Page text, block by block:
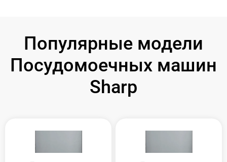
Популярные модели
Посудомоечных машин
Sharp